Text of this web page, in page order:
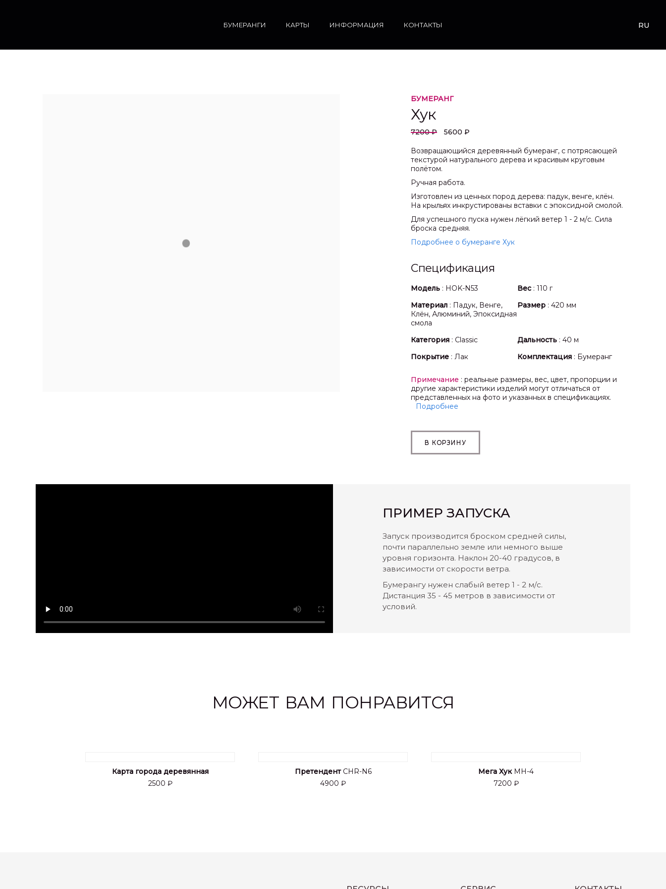
БУМЕРАНГИ КАРТЫ ИНФОРМАЦИЯ КОНТАКТЫ RU
БУМЕРАНГ
Хук
7200 ₽ 5600 ₽
Возвращающийся деревянный бумеранг, с потрясающей
текстурой натурального дерева и красивым круговым
полётом.
Ручная работа.
Изготовлен из ценных пород дерева: падук, венге, клён.
На крыльях инкрустированы вставки с эпоксидной смолой.
Для успешного пуска нужен лёгкий ветер 1 - 2 м/с. Сила
броска средняя.
Подробнее о бумеранге Хук
Спецификация
Модель : HOK-N53 Вес : 110 г
Материал : Падук, Венге,
Клён, Алюминий, Эпоксидная
смола
Размер : 420 мм
Категория : Classic Дальность : 40 м
Покрытие : Лак Комплектация : Бумеранг
Примечание : реальные размеры, вес, цвет, пропорции и
другие характеристики изделий могут отличаться от
представленных на фото и указанных в спецификациях.
Подробнее
В КОРЗИНУ
ПРИМЕР ЗАПУСКА
Запуск производится броском средней силы,
почти параллельно земле или немного выше
уровня горизонта. Наклон 20-40 градусов, в
зависимости от скорости ветра.
Бумерангу нужен слабый ветер 1 - 2 м/с.
Дистанция 35 - 45 метров в зависимости от
условий.
МОЖЕТ ВАМ ПОНРАВИТСЯ
Карта города деревянная
2500 ₽
ПретендентCHR-N6
4900 ₽
Мега ХукMH-4
7200 ₽